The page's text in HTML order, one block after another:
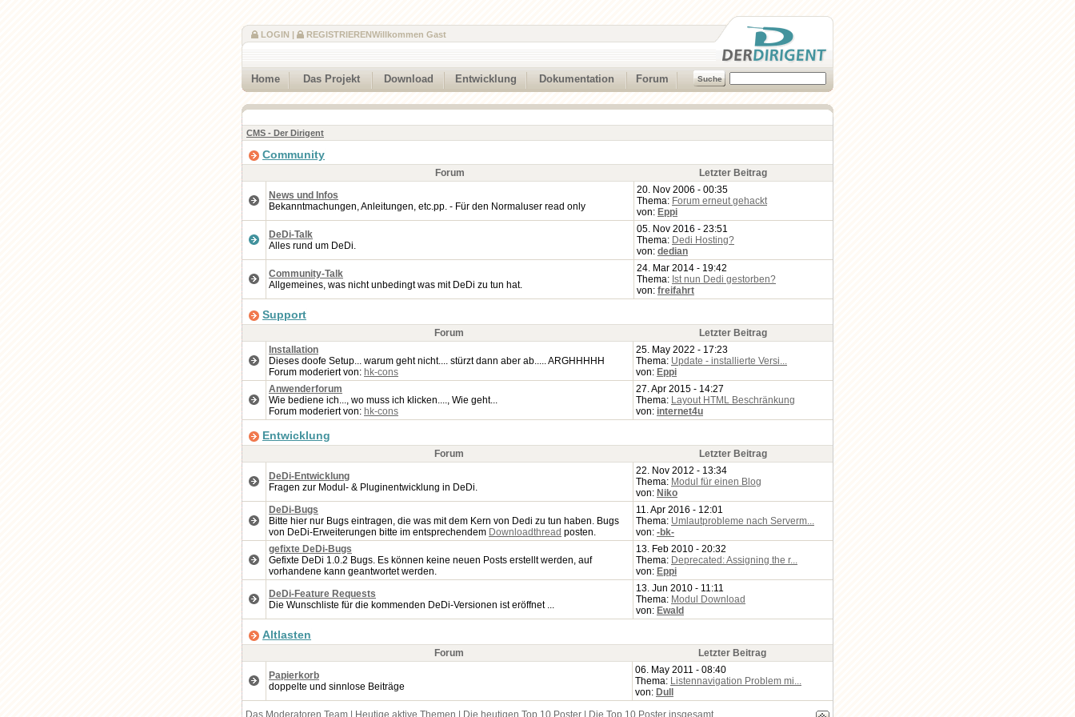
Willkommen Gast
LOGIN | REGISTRIEREN
Home Das Projekt Download Entwicklung Dokumentation Forum
CMS - Der Dirigent
Community
Forum
Letzter Beitrag
News und Infos
Bekanntmachungen, Anleitungen, etc.pp. - Für den Normaluser read only
20. Nov 2006 - 00:35
Thema: Forum erneut gehackt
von: Eppi
DeDi-Talk
Alles rund um DeDi.
05. Nov 2016 - 23:51
Thema: Dedi Hosting?
von: dedian
Community-Talk
Allgemeines, was nicht unbedingt was mit DeDi zu tun hat.
24. Mar 2014 - 19:42
Thema: Ist nun Dedi gestorben?
von: freifahrt
Support
Forum
Letzter Beitrag
Installation
Dieses doofe Setup... warum geht nicht.... stürzt dann aber ab..... ARGHHHHH
Forum moderiert von: hk-cons
25. May 2022 - 17:23
Thema: Update - installierte Versi...
von: Eppi
Anwenderforum
Wie bediene ich..., wo muss ich klicken...., Wie geht...
Forum moderiert von: hk-cons
27. Apr 2015 - 14:27
Thema: Layout HTML Beschränkung
von: internet4u
Entwicklung
Forum
Letzter Beitrag
DeDi-Entwicklung
Fragen zur Modul- & Pluginentwicklung in DeDi.
22. Nov 2012 - 13:34
Thema: Modul für einen Blog
von: Niko
DeDi-Bugs
Bitte hier nur Bugs eintragen, die was mit dem Kern von Dedi zu tun haben. Bugs
von DeDi-Erweiterungen bitte im entsprechendem Downloadthread posten.
11. Apr 2016 - 12:01
Thema: Umlautprobleme nach Serverm...
von: -bk-
gefixte DeDi-Bugs
Gefixte DeDi 1.0.2 Bugs. Es können keine neuen Posts erstellt werden, auf
vorhandene kann geantwortet werden.
13. Feb 2010 - 20:32
Thema: Deprecated: Assigning the r...
von: Eppi
DeDi-Feature Requests
Die Wunschliste für die kommenden DeDi-Versionen ist eröffnet ...
13. Jun 2010 - 11:11
Thema: Modul Download
von: Ewald
Altlasten
Forum
Letzter Beitrag
Papierkorb
doppelte und sinnlose Beiträge
06. May 2011 - 08:40
Thema: Listennavigation Problem mi...
von: Dull
Das Moderatoren Team
Heutige aktive Themen Die heutigen Top 10 Poster Die Top 10 Poster insgesamt